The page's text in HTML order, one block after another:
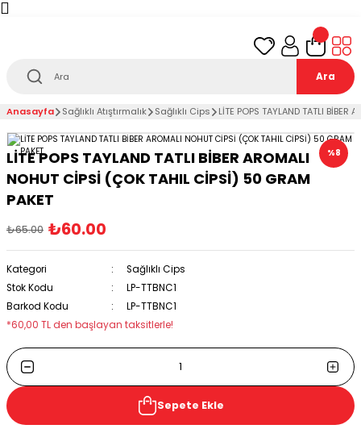
teslimat!
Ara
Anasayfa Sağlıklı Atıştırmalık Sağlıklı Cips LİTE POPS TAYLAND TATLI
%8
LİTE POPS TAYLAND TATLI BİBER AROMALI
NOHUT CİPSİ (ÇOK TAHIL CİPSİ) 50 GRAM
PAKET
₺65.00 ₺60.00
Kategori
Sağlıklı Cips
Stok Kodu
LP-TTBNC1
Barkod Kodu
LP-TTBNC1
*60,00 TL den başlayan taksitlerle!
Sepete Ekle